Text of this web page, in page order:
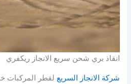
انقاذ بري شحن سريع الانجاز ريكفري
شركة الانجاز السريع لقطر المركبات